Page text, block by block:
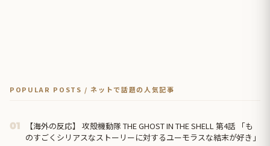
POPULAR POSTS / ネットで話題の人気記事
01
【海外の反応】 攻殻機動隊 THE GHOST IN THE SHELL 第4話 「も
のすごくシリアスなストーリーに対するユーモラスな結末が好き」